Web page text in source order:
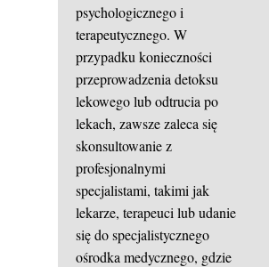
psychologicznego i
terapeutycznego. W
przypadku konieczności
przeprowadzenia detoksu
lekowego lub odtrucia po
lekach, zawsze zaleca się
skonsultowanie z
profesjonalnymi
specjalistami, takimi jak
lekarze, terapeuci lub udanie
się do specjalistycznego
ośrodka medycznego, gdzie